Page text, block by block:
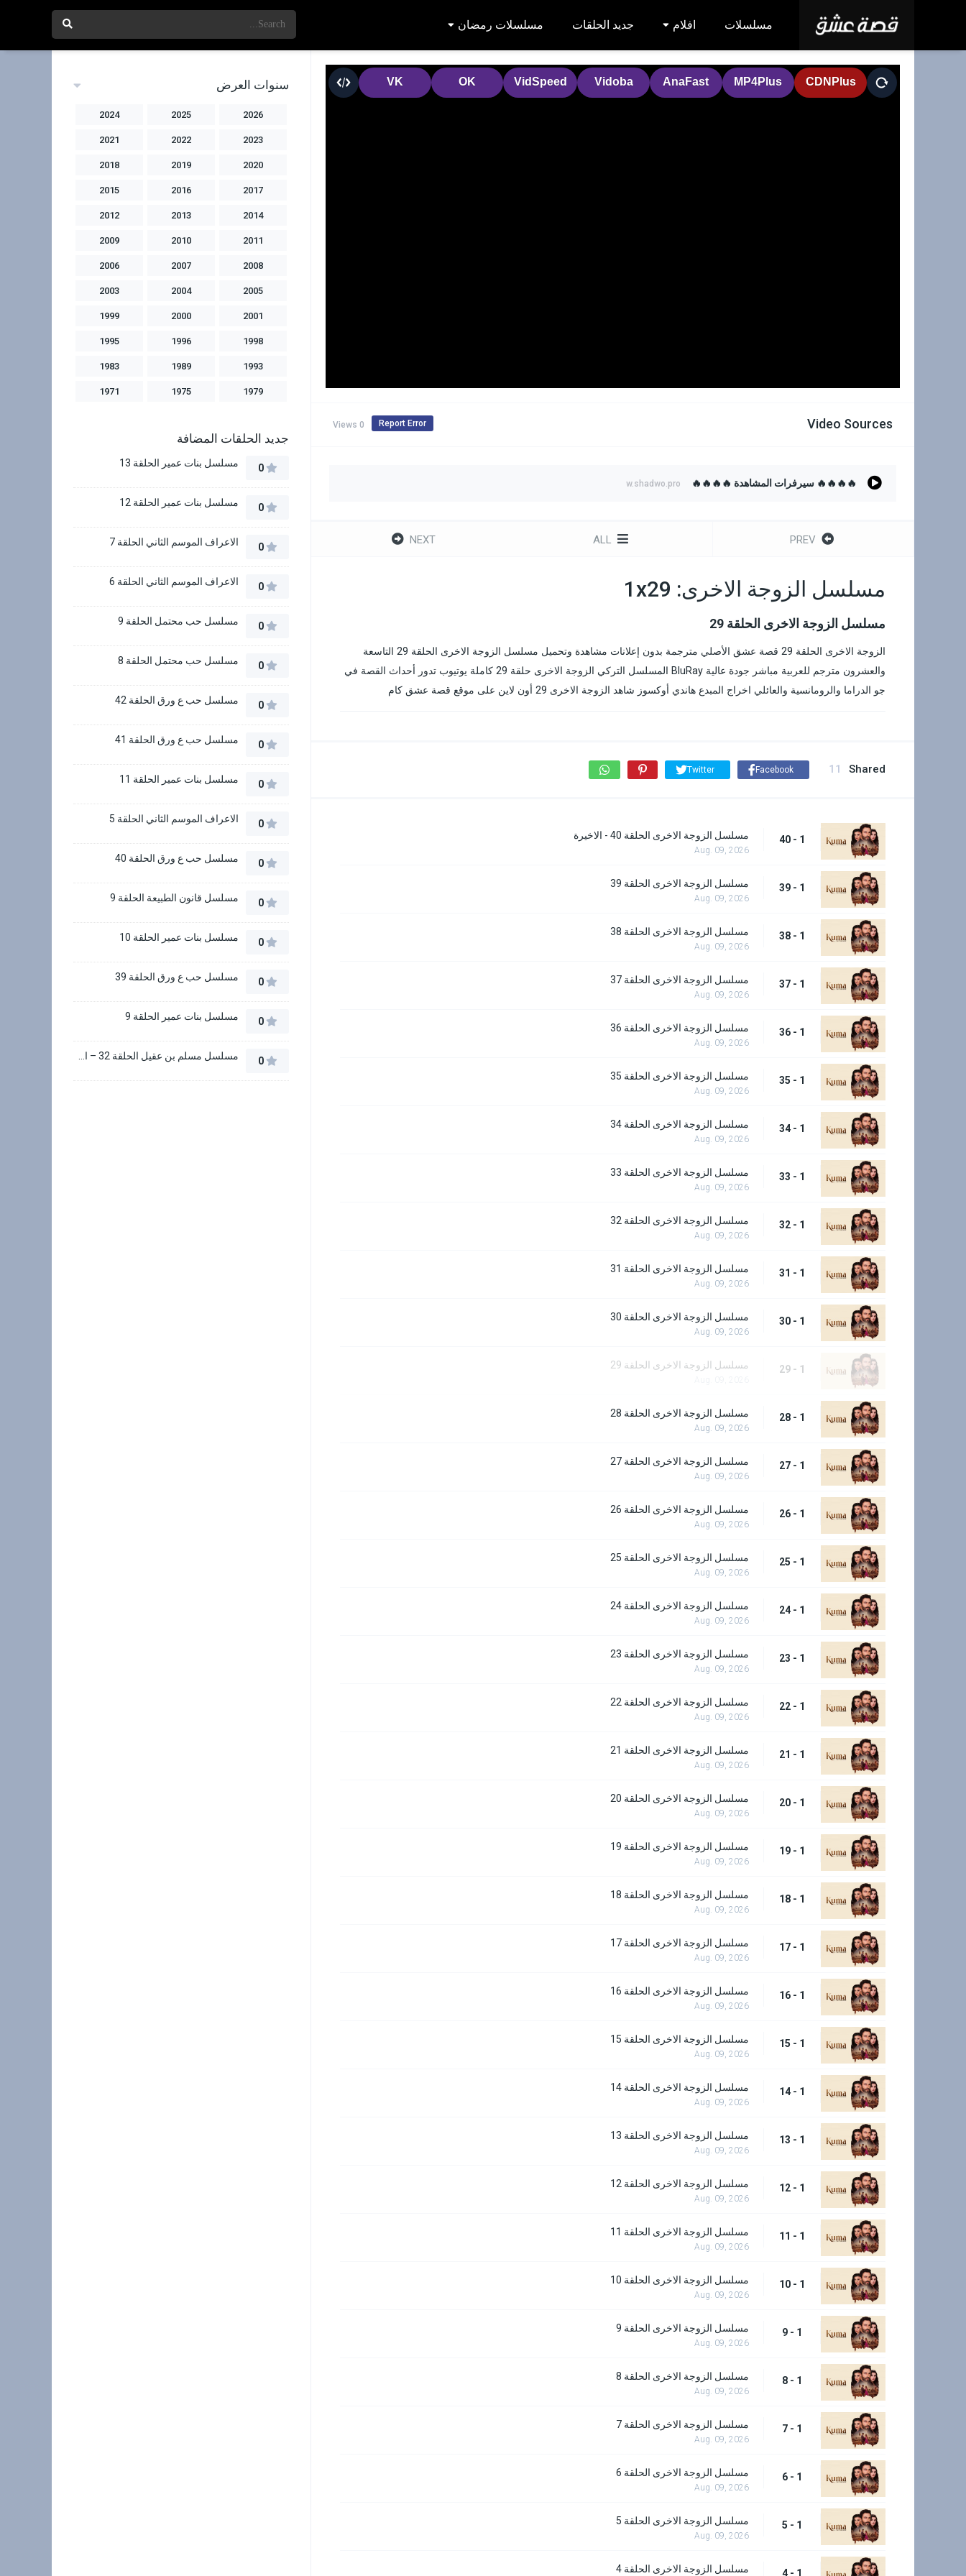
مسلسلات افلام جديد الحلقات مسلسلات رمضان
Video Sources
0 Views Report Error
🔥🔥🔥🔥 سيرفرات المشاهدة 🔥🔥🔥🔥 w.shadwo.pro
PREV
ALL
NEXT
مسلسل الزوجة الاخرى: 1x29
مسلسل الزوجة الاخرى الحلقة 29
الزوجة الاخرى الحلقة 29 قصة عشق الأصلي مترجمة بدون إعلانات مشاهدة وتحميل مسلسل الزوجة الاخرى الحلقة 29 التاسعة
والعشرون مترجم للعربية مباشر جودة عالية BluRay المسلسل التركي الزوجة الاخرى حلقة 29 كاملة يوتيوب تدور أحداث القصة في
جو الدراما والرومانسية والعائلي اخراج المبدع ‏هاندي أوكسوز‏ شاهد الزوجة الاخرى 29 أون لاين على موقع قصة عشق كام
Shared
11
Facebook
Twitter
1 - 40 مسلسل الزوجة الاخرى الحلقة 40 - الاخيرة
Aug. 09, 2026
1 - 39 مسلسل الزوجة الاخرى الحلقة 39
Aug. 09, 2026
1 - 38 مسلسل الزوجة الاخرى الحلقة 38
Aug. 09, 2026
1 - 37 مسلسل الزوجة الاخرى الحلقة 37
Aug. 09, 2026
1 - 36 مسلسل الزوجة الاخرى الحلقة 36
Aug. 09, 2026
1 - 35 مسلسل الزوجة الاخرى الحلقة 35
Aug. 09, 2026
1 - 34 مسلسل الزوجة الاخرى الحلقة 34
Aug. 09, 2026
1 - 33 مسلسل الزوجة الاخرى الحلقة 33
Aug. 09, 2026
1 - 32 مسلسل الزوجة الاخرى الحلقة 32
Aug. 09, 2026
1 - 31 مسلسل الزوجة الاخرى الحلقة 31
Aug. 09, 2026
1 - 30 مسلسل الزوجة الاخرى الحلقة 30
Aug. 09, 2026
1 - 29 مسلسل الزوجة الاخرى الحلقة 29
1 - 28 مسلسل الزوجة الاخرى الحلقة 28
Aug. 09, 2026
1 - 27 مسلسل الزوجة الاخرى الحلقة 27
Aug. 09, 2026
1 - 26 مسلسل الزوجة الاخرى الحلقة 26
Aug. 09, 2026
1 - 25 مسلسل الزوجة الاخرى الحلقة 25
Aug. 09, 2026
1 - 24 مسلسل الزوجة الاخرى الحلقة 24
Aug. 09, 2026
1 - 23 مسلسل الزوجة الاخرى الحلقة 23
Aug. 09, 2026
1 - 22 مسلسل الزوجة الاخرى الحلقة 22
Aug. 09, 2026
1 - 21 مسلسل الزوجة الاخرى الحلقة 21
Aug. 09, 2026
1 - 20 مسلسل الزوجة الاخرى الحلقة 20
Aug. 09, 2026
1 - 19 مسلسل الزوجة الاخرى الحلقة 19
Aug. 09, 2026
1 - 18 مسلسل الزوجة الاخرى الحلقة 18
Aug. 09, 2026
1 - 17 مسلسل الزوجة الاخرى الحلقة 17
Aug. 09, 2026
1 - 16 مسلسل الزوجة الاخرى الحلقة 16
Aug. 09, 2026
1 - 15 مسلسل الزوجة الاخرى الحلقة 15
Aug. 09, 2026
1 - 14 مسلسل الزوجة الاخرى الحلقة 14
Aug. 09, 2026
1 - 13 مسلسل الزوجة الاخرى الحلقة 13
Aug. 09, 2026
1 - 12 مسلسل الزوجة الاخرى الحلقة 12
Aug. 09, 2026
1 - 11 مسلسل الزوجة الاخرى الحلقة 11
Aug. 09, 2026
1 - 10 مسلسل الزوجة الاخرى الحلقة 10
Aug. 09, 2026
1 - 9 مسلسل الزوجة الاخرى الحلقة 9
Aug. 09, 2026
1 - 8 مسلسل الزوجة الاخرى الحلقة 8
Aug. 09, 2026
1 - 7 مسلسل الزوجة الاخرى الحلقة 7
Aug. 09, 2026
1 - 6 مسلسل الزوجة الاخرى الحلقة 6
Aug. 09, 2026
1 - 5 مسلسل الزوجة الاخرى الحلقة 5
Aug. 09, 2026
1 - 4 مسلسل الزوجة الاخرى الحلقة 4
سنوات العرض
2026
2025
2024
2023
2022
2021
2020
2019
2018
2017
2016
2015
2014
2013
2012
2011
2010
2009
2008
2007
2006
2005
2004
2003
2001
2000
1999
1998
1996
1995
1993
1989
1983
1979
1975
1971
جديد الحلقات المضافة
0 مسلسل بنات عمير الحلقة 13
0 مسلسل بنات عمير الحلقة 12
0 الاعراف الموسم الثاني الحلقة 7
0 الاعراف الموسم الثاني الحلقة 6
0 مسلسل حب محتمل الحلقة 9
0 مسلسل حب محتمل الحلقة 8
0 مسلسل حب ع ورق الحلقة 42
0 مسلسل حب ع ورق الحلقة 41
0 مسلسل بنات عمير الحلقة 11
0 الاعراف الموسم الثاني الحلقة 5
0 مسلسل حب ع ورق الحلقة 40
0 مسلسل قانون الطبيعة الحلقة 9
0 مسلسل بنات عمير الحلقة 10
0 مسلسل حب ع ورق الحلقة 39
0 مسلسل بنات عمير الحلقة 9
0